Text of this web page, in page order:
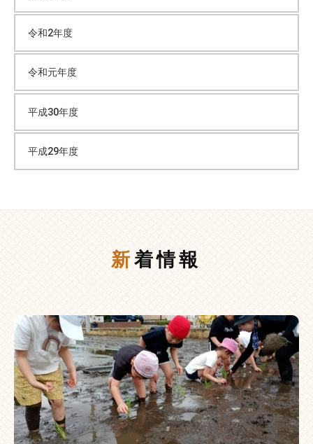
令和2年度
令和元年度
平成30年度
平成29年度
新着情報